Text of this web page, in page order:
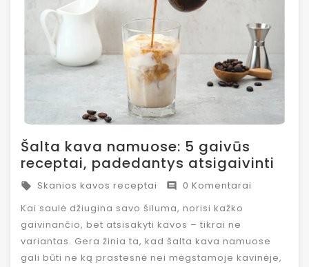
Šalta kava namuose: 5 gaivūs
receptai, padedantys atsigaivinti
 Skanios kavos receptai 
0 Komentarai
Kai saulė džiugina savo šiluma, norisi kažko
gaivinančio, bet atsisakyti kavos – tikrai ne
variantas. Gera žinia ta, kad šalta kava namuose
gali būti ne ką prastesnė nei mėgstamoje kavinėje,